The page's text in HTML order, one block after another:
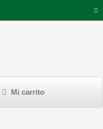
Mi carrito